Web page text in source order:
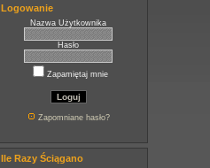
Logowanie
Nazwa Użytkownika
Hasło
Zapamiętaj mnie
Zapomniane hasło?
Ile Razy Ściągano